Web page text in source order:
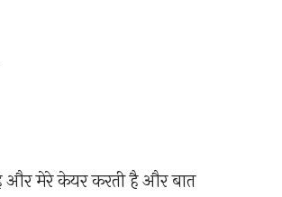
मेरे केयर करती है और बात